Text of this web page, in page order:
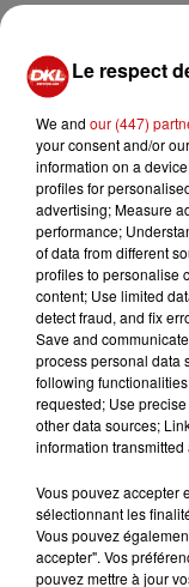
Les bus sont
de surchauffe
plusieurs
toitures
températures
de sécurité
des installations
Les
défaillances.
La chaleur
réseau. Les
aériennes
surveillance
dilater ou se
températures.
les rames les
faire face à des
répétés. Une
Le respect
We and our (447)
your consent and/or
information on a
profiles for
advertising; Measure
performance;
of data from different
profiles to personalise
content; Use limited
detect fraud, and fix
Save and
process personal data
following
requested; Use
other data sources;
information transmitted
Vous pouvez accepter
sélectionnant les
Vous pouvez
accepter". Vos
pouvez mettre à jour